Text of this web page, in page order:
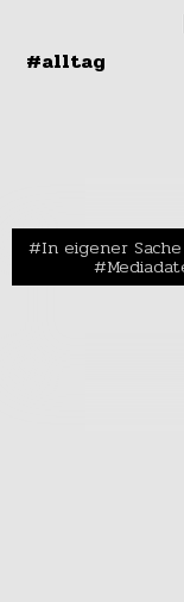
#alltag
In eigener Sache